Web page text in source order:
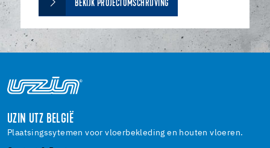
BEKIJK PROJECTOMSCHRIJVING
UZIN UTZ BELGIË
Plaatsingssytemen voor vloerbekleding en houten vloeren.